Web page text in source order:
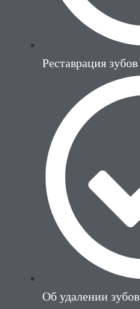
Реставрация зубов
Об удалении зубов